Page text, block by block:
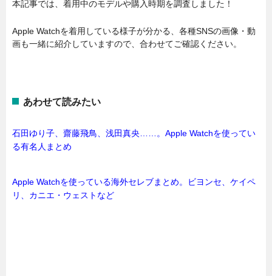
本記事では、着用中のモデルや購入時期を調査しました！
Apple Watchを着用している様子が分かる、各種SNSの画像・動
画も一緒に紹介していますので、合わせてご確認ください。
あわせて読みたい
石田ゆり子、齋藤飛鳥、浅田真央……。Apple Watchを使ってい
る有名人まとめ
Apple Watchを使っている海外セレブまとめ。ビヨンセ、ケイペ
リ、カニエ・ウェストなど